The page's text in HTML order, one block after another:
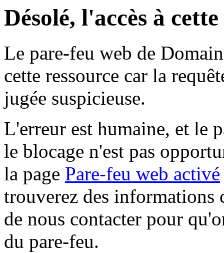
Désolé, l'accès à
Le pare-feu web de
cette ressource car la
jugée suspicieuse.
L'erreur est humaine, et le
le blocage n'est pas
la page Pare-feu web activé
trouverez des informations
de nous contacter pour
du pare-feu.